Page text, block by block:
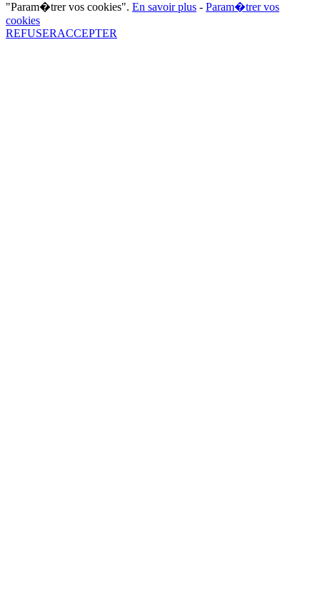
"Param�trer vos cookies". En savoir plus - Param�trer vos
cookies
REFUSERACCEPTER